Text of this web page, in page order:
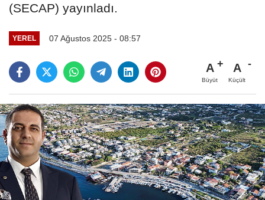
(SECAP) yayınladı.
YEREL 07 Ağustos 2025 - 08:57
A
Büyüt
A
Küçült